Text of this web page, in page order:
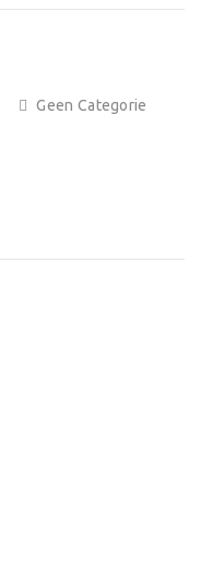
Geen Categorie